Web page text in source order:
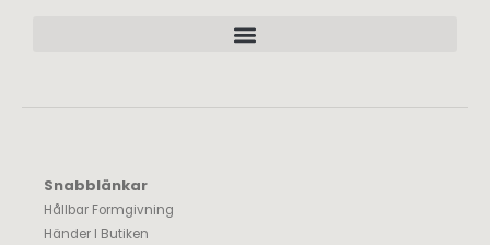
Snabblänkar
Hållbar Formgivning
Händer I Butiken